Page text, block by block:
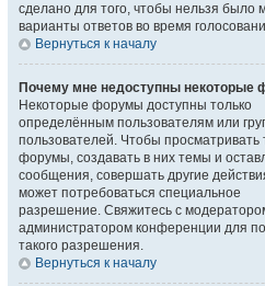
сделано для того, чтобы нельзя было
варианты ответов во время
Вернуться к началу
Почему мне недоступны некоторые
Некоторые форумы доступны только
определённым пользователям или
пользователей. Чтобы просматривать
форумы, создавать в них темы и
сообщения, совершать другие
может потребоваться специальное
разрешение. Свяжитесь с
администратором конференции для
такого разрешения.
Вернуться к началу